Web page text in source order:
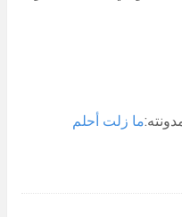
ما زلت أحلم